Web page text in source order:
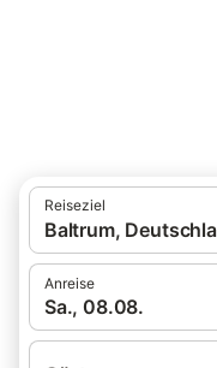
Reiseziel
Baltrum,
Anreise
Sa., 08.08.